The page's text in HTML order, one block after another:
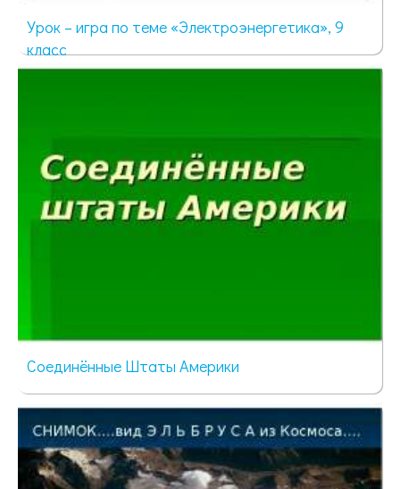
Урок – игра по теме «Электроэнергетика», 9
класс
Соединённые Штаты Америки